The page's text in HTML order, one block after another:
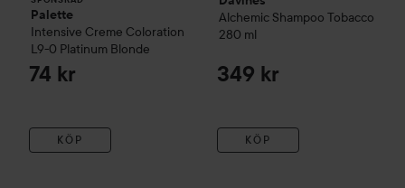
Palette
Intensive Creme Coloration
L9-0 Platinum Blonde
74 kr
KÖP
Alchemic Shampoo Tobacco
280 ml
349 kr
KÖP